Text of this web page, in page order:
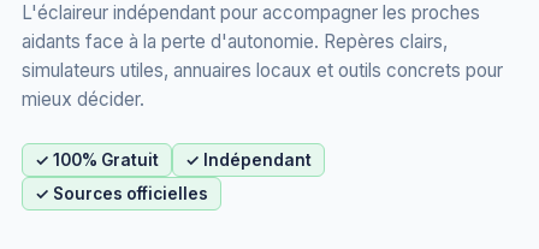
L'éclaireur indépendant pour accompagner les proches
aidants face à la perte d'autonomie. Repères clairs,
simulateurs utiles, annuaires locaux et outils concrets pour
mieux décider.
✓ 100% Gratuit
✓ Indépendant
✓ Sources officielles